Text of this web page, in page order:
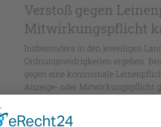
Verstoß gegen
Mitwirkungspflicht
Insbesondere in den jeweiligen
Ordnungswidrigkeiten ergeben.
gegen eine kommunale
Anzeige- oder Mitwirkungspflicht
Häufig geht die Einleitung eines
Hundes als gefährlich im Sinne